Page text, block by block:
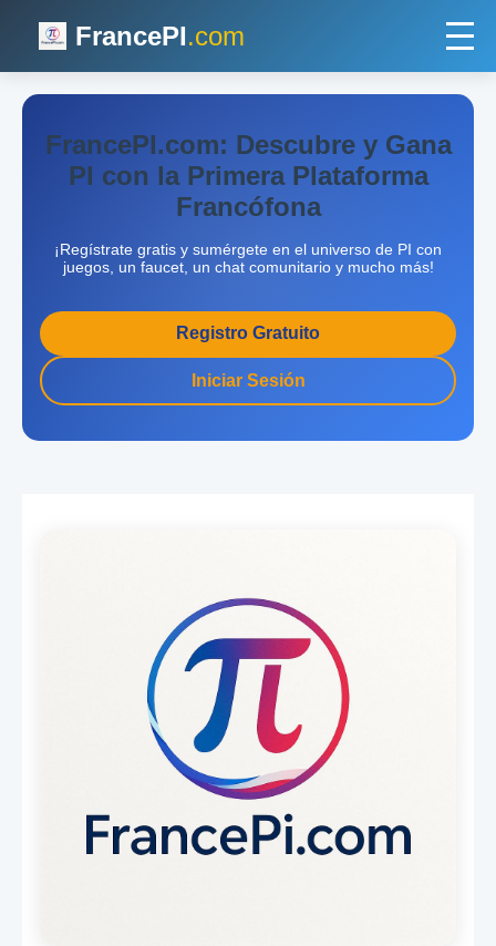
FrancePI.com
FrancePI.com: Descubre y Gana
PI con la Primera Plataforma
Francófona
¡Regístrate gratis y sumérgete en el universo de PI con
juegos, un faucet, un chat comunitario y mucho más!
Registro Gratuito
Iniciar Sesión